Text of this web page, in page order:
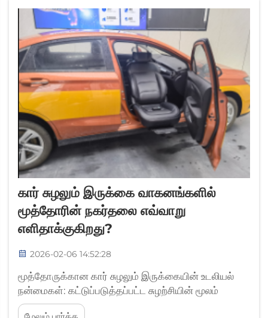
ஏற்படுத்துகிறது. நன்கு வடிவமைக்கப்பட்ட...
கார் சுழலும் இருக்கை வாகனங்களில்
மூத்தோரின் நகர்தலை எவ்வாறு
எளிதாக்குகிறது?
2026-02-06 14:52:28
மூத்தோருக்கான கார் சுழலும் இருக்கையின் உடலியல்
நன்மைகள்: கட்டுப்படுத்தப்பட்ட சுழற்சியின் மூலம்
குதிகால் வளைவு மற்றும் முழங்கால் சுமையைக்